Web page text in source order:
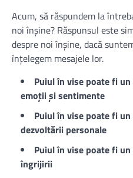
Acum, să răspundem la
noi înșine? Răspunsul este
despre noi înșine, dacă
înțelegem mesajele lor.
Puiul în vise poate fi
emoții și sentimente
Puiul în vise poate fi
dezvoltării personale
Puiul în vise poate fi
îngrijirii